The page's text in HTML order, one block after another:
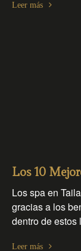
Leer más
Los 10
Los spa en
gracias a los
dentro de
Leer más